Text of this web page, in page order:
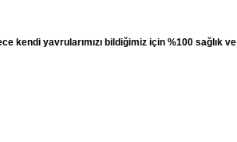
kendi yavrularımızı bildiğimiz için %100 sağlık ve